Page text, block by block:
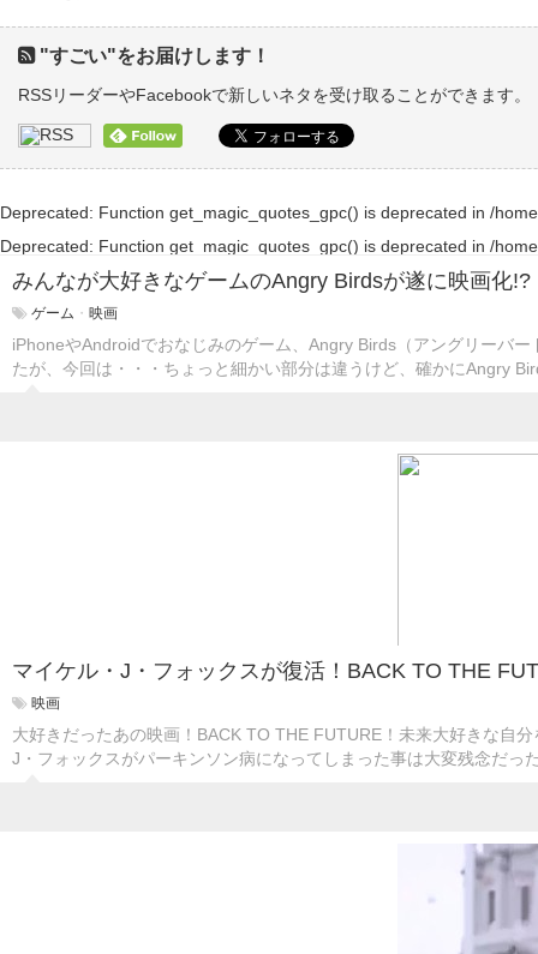
"すごい"をお届けします！
RSSリーダーやFacebookで新しいネタを受け取ることができます。
Deprecated: Function get_magic_quotes_gpc() is deprecated in /
Deprecated: Function get_magic_quotes_gpc() is deprecated in /
みんなが大好きなゲームのAngry Birdsが遂に映画化!?
ゲーム ・ 映画
iPhoneやAndroidでおなじみのゲーム、Angry Birds（アングリーバ
たが、今回は・・・ちょっと細かい部分は違うけど、確かにAngry
マイケル・J・フォックスが復活！BACK TO THE
映画
大好きだったあの映画！BACK TO THE FUTURE！未来大好きな自
J・フォックスがパーキンソン病になってしまった事は大変残念だ